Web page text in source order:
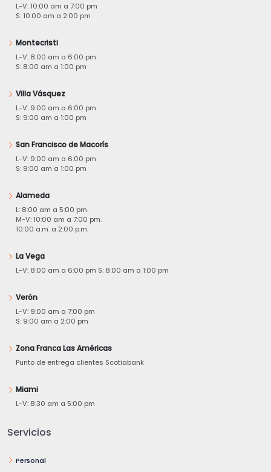
L-V: 10:00 am a 7:00 pm
S: 10:00 am a 2:00 pm
Montecristi
L-V: 8:00 am a 6:00 pm
S: 8:00 am a 1:00 pm
Villa Vásquez
L-V: 9:00 am a 6:00 pm
S: 9:00 am a 1:00 pm
San Francisco de Macorís
L-V: 9:00 am a 6:00 pm
S: 9:00 am a 1:00 pm
Alameda
L: 8:00 am a 5:00 pm.
M-V: 10:00 am a 7:00 pm.
10:00 a.m. a 2:00 p.m.
La Vega
L-V: 8:00 am a 6:00 pm S: 8:00 am a 1:00 pm
Verón
L-V: 9:00 am a 7:00 pm
S: 9:00 am a 2:00 pm
Zona Franca Las Américas
Punto de entrega clientes Scotiabank
Miami
L-V: 8:30 am a 5:00 pm
Servicios
Personal